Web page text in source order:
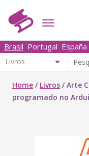
Brasil Portugal España
Home / Livros /Arte
programado no